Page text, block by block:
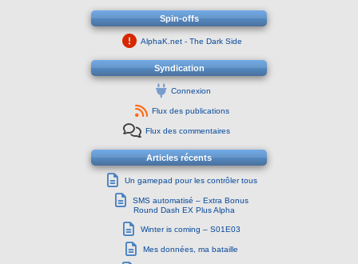
Spin-offs
AlphaK.net - The Dark Side
Syndication
Connexion
Flux des publications
Flux des commentaires
Articles récents
Un gamepad pour les contrôler tous
SMS automatisé – Extra Bonus
Round Dash EX Plus Alpha
Winter is coming – S01E03
Mes données, ma bataille